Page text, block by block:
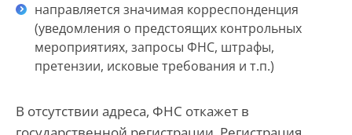
направляется значимая корреспонденция
(уведомления о предстоящих контрольных
мероприятиях, запросы ФНС, штрафы,
претензии, исковые требования и т.п.)
В отсутствии адреса, ФНС откажет в